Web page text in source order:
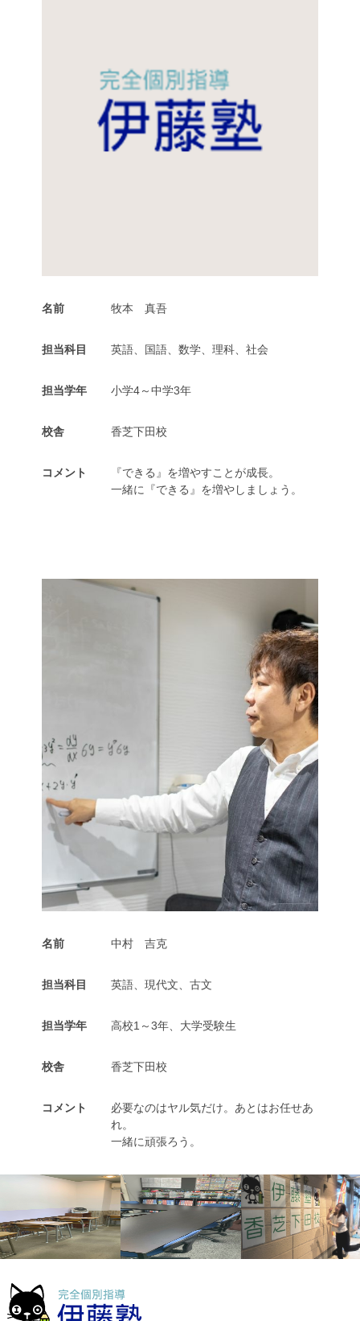
名前 牧本 真吾
担当科目 英語、国語、数学、理科、社会
担当学年 小学4～中学3年
校舎 香芝下田校
コメント
『できる』を増やすことが成長。
一緒に『できる』を増やしましょう。
名前 中村 吉克
担当科目 英語、現代文、古文
担当学年 高校1～3年、大学受験生
校舎 香芝下田校
コメント
必要なのはヤル気だけ。あとはお任せあ
れ。
一緒に頑張ろう。